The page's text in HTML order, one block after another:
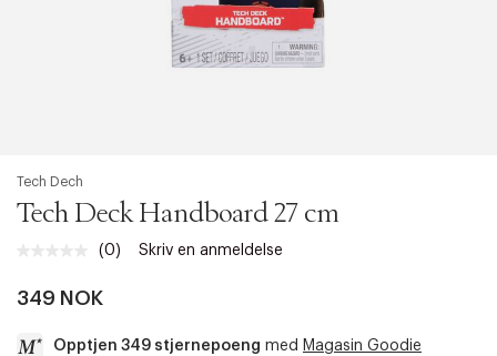
Tech Dech
Tech Deck Handboard 27 cm
Ingen
Samme
(0) Skriv en anmeldelse
349 NOK
Opptjen 349 stjernepoeng med Magasin Goodie